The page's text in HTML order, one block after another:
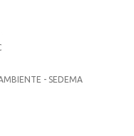
- SEDEMA